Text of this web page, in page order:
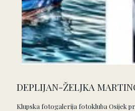
DEPLIJAN-ŽELJKA
Klupska fotogalerija fotokluba Osijek